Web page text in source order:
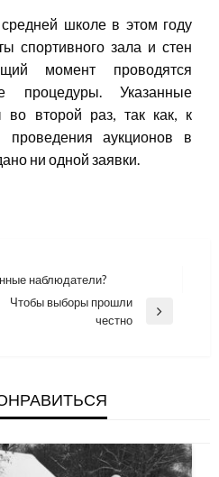
школе в этом году
спортивного зала и стен
момент проводятся
процедуры. Указанные
во второй раз, так как, к
аукционов в
ни одной заявки.
наблюдатели?
Чтобы выборы прошли
честно